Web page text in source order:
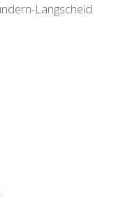
Langscheid